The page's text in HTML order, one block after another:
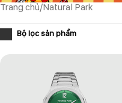
Trang chủ Natural Park